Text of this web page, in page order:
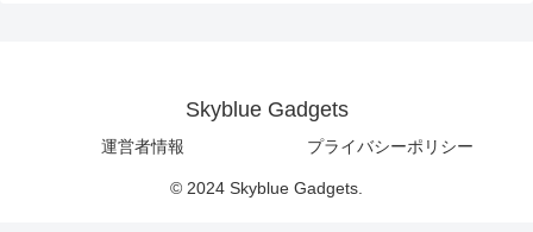
Skyblue Gadgets
運営者情報 プライバシーポリシー
© 2024 Skyblue Gadgets.